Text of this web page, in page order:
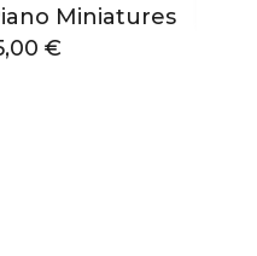
Miniatures
€